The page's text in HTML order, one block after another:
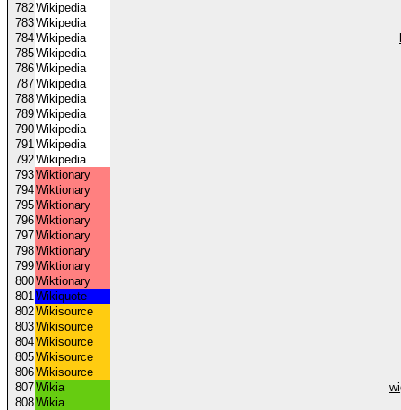
782Wikipedia
783Wikipedia
784Wikipedia
785Wikipedia
786Wikipedia
787Wikipedia
788Wikipedia
789Wikipedia
790Wikipedia
791Wikipedia
792Wikipedia
793Wiktionary
794Wiktionary
795Wiktionary
796Wiktionary
797Wiktionary
798Wiktionary
799Wiktionary
800Wiktionary
801Wikiquote
802Wikisource
803Wikisource
804Wikisource
805Wikisource
806Wikisource
807Wikia
808Wikia